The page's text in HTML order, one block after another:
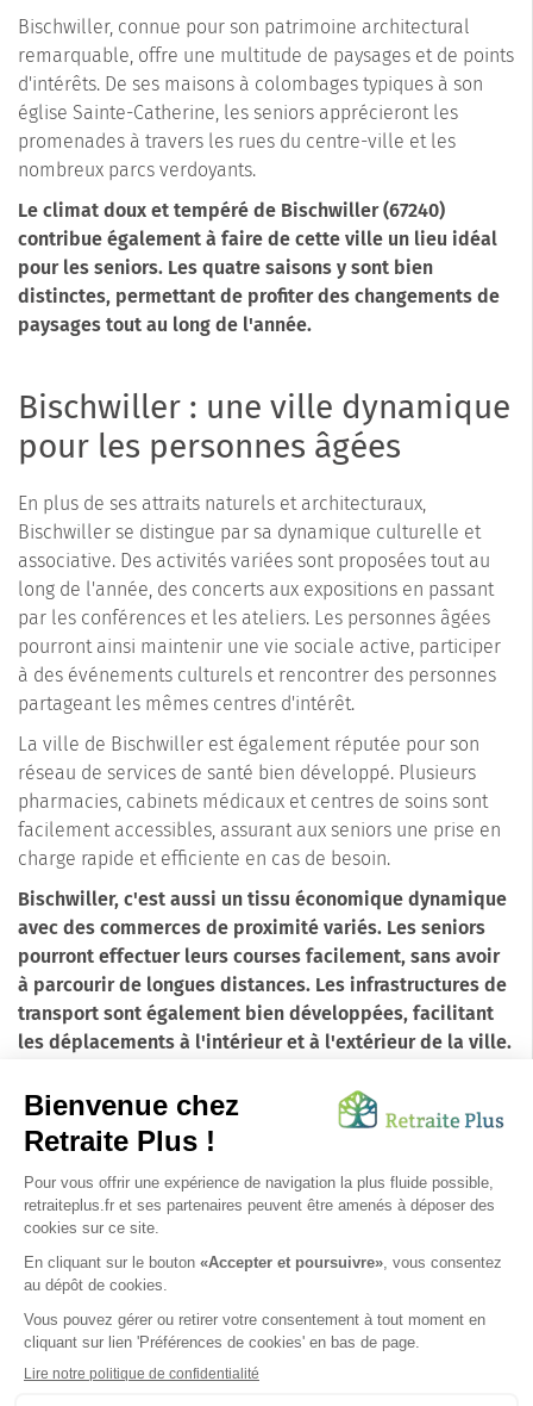
Bischwiller, connue pour son patrimoine architectural
remarquable, offre une multitude de paysages et de points
d'intérêts. De ses maisons à colombages typiques à son
église Sainte-Catherine, les seniors apprécieront les
promenades à travers les rues du centre-ville et les
nombreux parcs verdoyants.
Le climat doux et tempéré de Bischwiller (67240)
contribue également à faire de cette ville un lieu idéal
pour les seniors. Les quatre saisons y sont bien
distinctes, permettant de profiter des changements de
paysages tout au long de l'année.
Bischwiller : une ville dynamique
pour les personnes âgées
En plus de ses attraits naturels et architecturaux,
Bischwiller se distingue par sa dynamique culturelle et
associative. Des activités variées sont proposées tout au
long de l'année, des concerts aux expositions en passant
par les conférences et les ateliers. Les personnes âgées
pourront ainsi maintenir une vie sociale active, participer
à des événements culturels et rencontrer des personnes
partageant les mêmes centres d'intérêt.
La ville de Bischwiller est également réputée pour son
réseau de services de santé bien développé. Plusieurs
pharmacies, cabinets médicaux et centres de soins sont
facilement accessibles, assurant aux seniors une prise en
charge rapide et efficiente en cas de besoin.
Bischwiller, c'est aussi un tissu économique dynamique
avec des commerces de proximité variés. Les seniors
pourront effectuer leurs courses facilement, sans avoir
à parcourir de longues distances. Les infrastructures de
transport sont également bien développées, facilitant
les déplacements à l'intérieur et à l'extérieur de la ville.
un cadre de vie paisible et dynamique, propice au bien-
être des seniors. Que ce soit pour profiter de la quiétude
son dynamisme culturel ou de la proximité de ses
services, choisir Bischwiller pour une maison de retraite
est un choix qui garantit qualité de vie et sérénité.